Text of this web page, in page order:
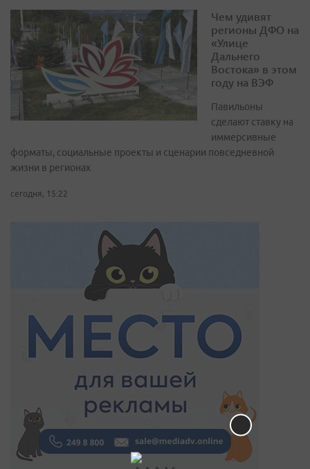
Чем удивят
регионы ДФО на
«Улице
Дальнего
Востока» в этом
году на ВЭФ
Павильоны
сделают ставку на
иммерсивные
форматы, социальные проекты и сценарии повседневной
жизни в регионах
сегодня, 15:22